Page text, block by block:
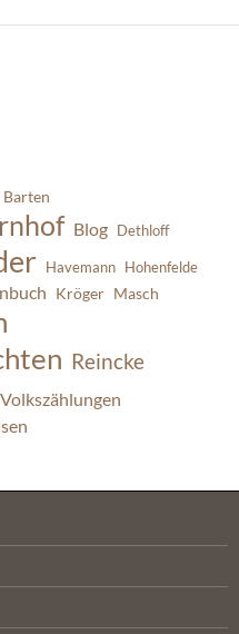
Barten
Blog Dethloff
Havemann Hohenfelde
Kröger Masch
Reincke
Volkszählungen